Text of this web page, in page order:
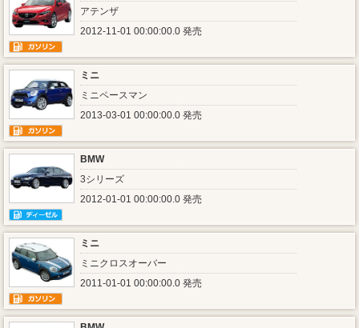
アテンザ
2012-11-01 00:00:00.0 発売
ミニ
ミニペースマン
2013-03-01 00:00:00.0 発売
BMW
3シリーズ
2012-01-01 00:00:00.0 発売
ミニ
ミニクロスオーバー
2011-01-01 00:00:00.0 発売